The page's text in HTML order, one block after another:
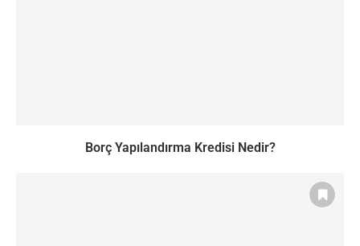
Borç Yapılandırma Kredisi Nedir?